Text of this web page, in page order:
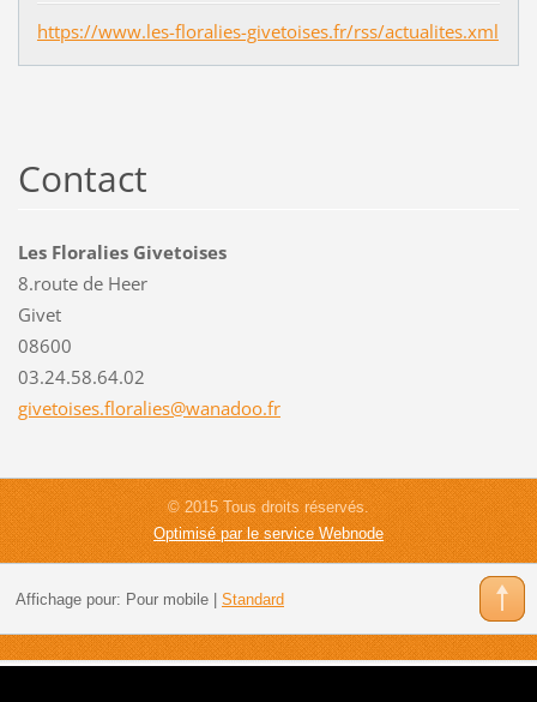
https://www.les-floralies-givetoises.fr/rss/actualites.xml
Contact
Les Floralies Givetoises
8.route de Heer
Givet
08600
03.24.58.64.02
givetoises.floralies@wanadoo.fr
© 2015 Tous droits réservés.
Optimisé par le service Webnode
Affichage pour: Pour mobile| Standard